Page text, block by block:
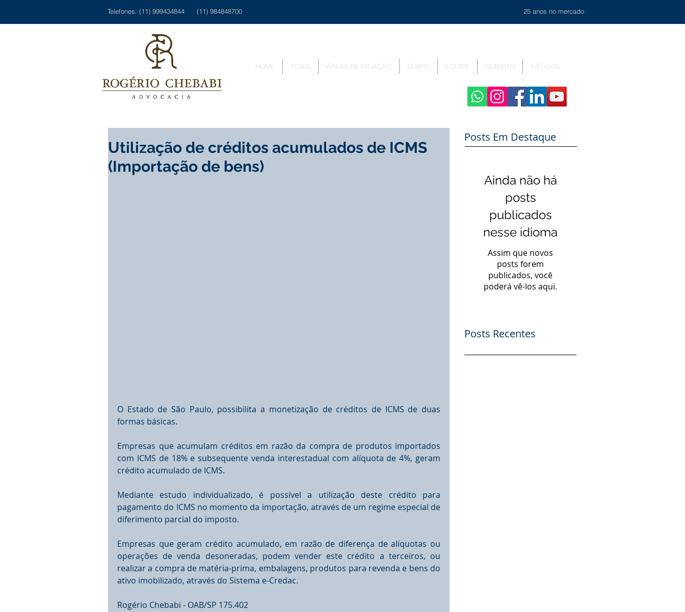
Telefones: (11) 999434844 (11) 984848700 25 anos no mercado
HOME TESES ÁREAS DE ATUAÇÃO SOBRE EQUIPE CONTATO ARTIGOS
Utilização de créditos acumulados de ICMS
(Importação de bens)
O Estado de São Paulo, possibilita a monetização de créditos de ICMS de duas
formas básicas.
Empresas que acumulam créditos em razão da compra de produtos importados
com ICMS de 18% e subsequente venda interestadual com alíquota de 4%, geram
crédito acumulado de ICMS.
Mediante estudo individualizado, é possível a utilização deste crédito para
pagamento do ICMS no momento da importação, através de um regime especial de
diferimento parcial do imposto.
Empresas que geram crédito acumulado, em razão de diferença de alíquotas ou
operações de venda desoneradas, podem vender este crédito a terceiros, ou
realizar a compra de matéria-prima, embalagens, produtos para revenda e bens do
ativo imobilizado, através do Sistema e-Credac.
Rogério Chebabi - OAB/SP 175.402
Posts Em Destaque
Ainda não há
posts
publicados
nesse idioma
Assim que novos
posts forem
publicados, você
poderá vê-los aqui.
Posts Recentes